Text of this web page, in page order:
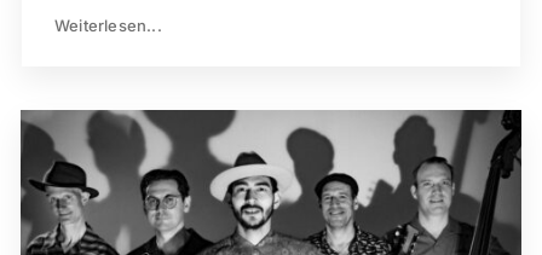
Weiterlesen...